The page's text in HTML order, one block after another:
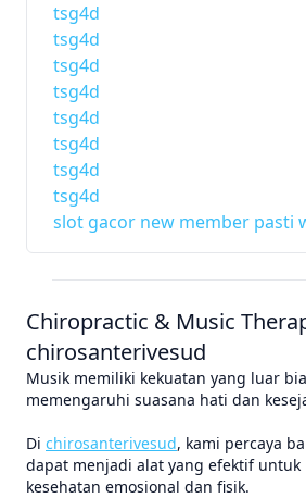
tsg4d
tsg4d
tsg4d
tsg4d
tsg4d
tsg4d
tsg4d
tsg4d
slot gacor new member pasti
Chiropractic & Music
chirosanterivesud
Musik memiliki kekuatan yang luar
memengaruhi suasana hati dan
Di chirosanterivesud, kami percaya
dapat menjadi alat yang efektif untuk
kesehatan emosional dan fisik.